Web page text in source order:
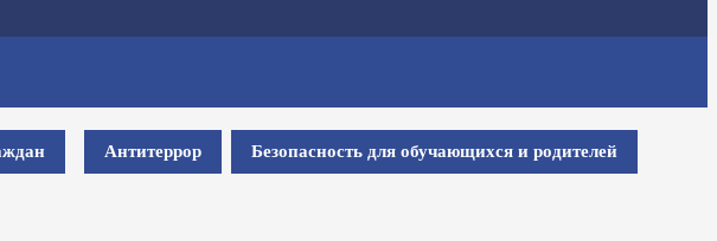
Антитеррор Безопасность для обучающихся и родителей